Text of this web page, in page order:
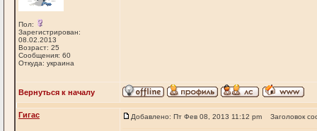
Пол:
Зарегистрирован:
08.02.2013
Возраст: 25
Сообщения: 60
Откуда: украина
Вернуться к началу
Гигас Добавлено: Пт Фев 08, 2013 11:12 pm Заголовок